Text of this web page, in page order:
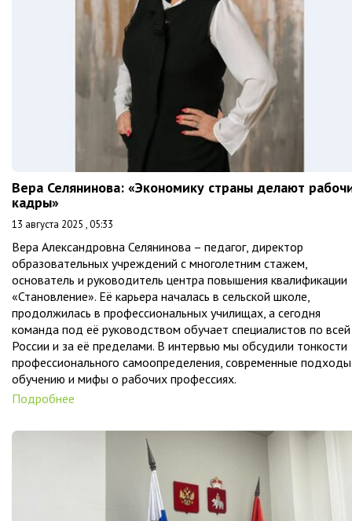
Вера Селянинова: «Экономику страны делают
кадры»
13 августа 2025 , 05:33
Вера Александровна Селянинова – педагог, директор
образовательных учреждений с многолетним стажем,
основатель и руководитель центра повышения квалификации
«Становление». Её карьера началась в сельской школе,
продолжилась в профессиональных училищах, а сегодня
команда под её руководством обучает специалистов по всей
России и за её пределами. В интервью мы обсудили тонкости
профессионального самоопределения, современные
обучению и мифы о рабочих профессиях.
Подробнее